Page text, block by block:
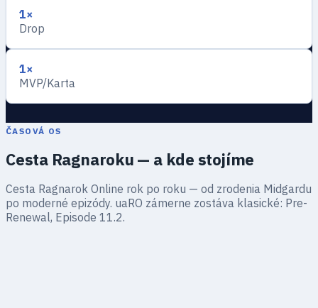
1×
Drop
1×
MVP/Karta
ČASOVÁ OS
Cesta Ragnaroku — a kde stojíme
Cesta Ragnarok Online rok po roku — od zrodenia Midgardu
po moderné epizódy. uaRO zámerne zostáva klasické: Pre-
Renewal, Episode 11.2.